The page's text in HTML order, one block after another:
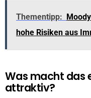
Thementipp:
hohe Risiken aus
Was macht das
attraktiv?